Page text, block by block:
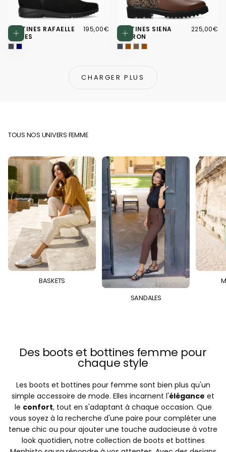
Choisissez des options
BOTTINES RAFAELLE
NOIRES
195,00€
PRIX
195,00€ Choisissez
BOTTINES SIENA
MARRON
225,00€
PRIX
225,00€
CHARGER PLUS
TOUS NOS UNIVERS FEMME
BASKETS
SANDALES
Des boots et bottines femme pour
chaque style
Les boots et bottines pour femme sont bien plus qu'un
simple accessoire de mode. Elles incarnent l'élégance et
le confort, tout en s'adaptant à chaque occasion. Que
vous soyez à la recherche d'une paire pour compléter une
tenue chic ou pour ajouter une touche audacieuse à votre
look quotidien, notre collection de boots et bottines